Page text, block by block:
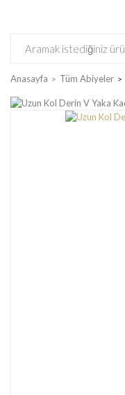
Anasayfa Tüm Abiyeler